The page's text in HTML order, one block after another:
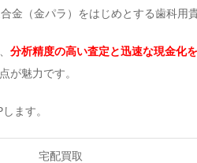
金（金パラ）をはじめとする歯科用
分析精度の高い査定と迅速な現金化
点が魅力です。
ます。
宅配買取